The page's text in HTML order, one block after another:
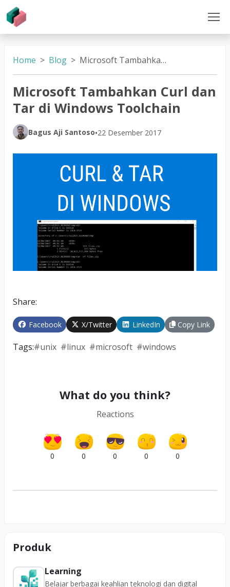
Home Blog Microsoft Tambahkan Curl dan Tar di Windows Toolchain
Microsoft Tambahkan Curl dan
Tar di Windows Toolchain
Bagus Aji Santoso•22 Desember 2017
Share:
Facebook X/Twitter LinkedIn Copy Link
Tags:#unix #linux #microsoft #windows
What do you think?
Reactions
0 0 0 0 0
Produk
Learning
Belajar berbagai keahlian teknologi dan digital